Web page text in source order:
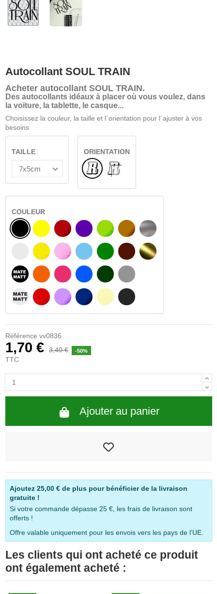
Autocollant SOUL TRAIN
Acheter autocollant SOUL TRAIN.
Des autocollants idéaux à placer où vous voulez, dans
la voiture, la tablette, le casque...
Choisissez la couleur, la taille et l´orientation pour l´ajuster à vos
besoins
TAILLE
ORIENTATION
NormalVERRE INTÉRIEUR
COULEUR
NOIR
BLANC
NOIR MATÉ
BLANC MATÉ
JAUNE
JAUNE AMBRE
ORANGE
ROUGE
BOURGOGNE
ROSA
FUCHSIA
PURPLE
VIOLET
BLEU CLAIR
BLAU
BLEU FONCÉ
VERT CLAIR
VERT
VERT FONCÉ
BEIGE
NOISETTE
BRUN FONCÉ
GRIS CLAIR
GRIS FONCÉ
ARGENT
OR
Référence vv0836
1,70 € 3,40 € -50%
TTC
Ajouter au panier
Ajoutez 25,00 €de plus pour bénéficier de la livraison
gratuite !
Si votre commande dépasse 25 €, les frais de livraison sont
offerts !
Offre valable uniquement pour les envois vers les pays de l’UE.
Les clients qui ont acheté ce produit
ont également acheté :